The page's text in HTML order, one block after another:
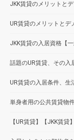
JKK賃貸のメリットと
UR賃貸のメリットとデ
JKK賃貸の入居資格【一
話題のUR賃貸、その入
UR賃貸の入居条件、生
単身者用の公共賃貸物
【UR賃貸】【JKK賃